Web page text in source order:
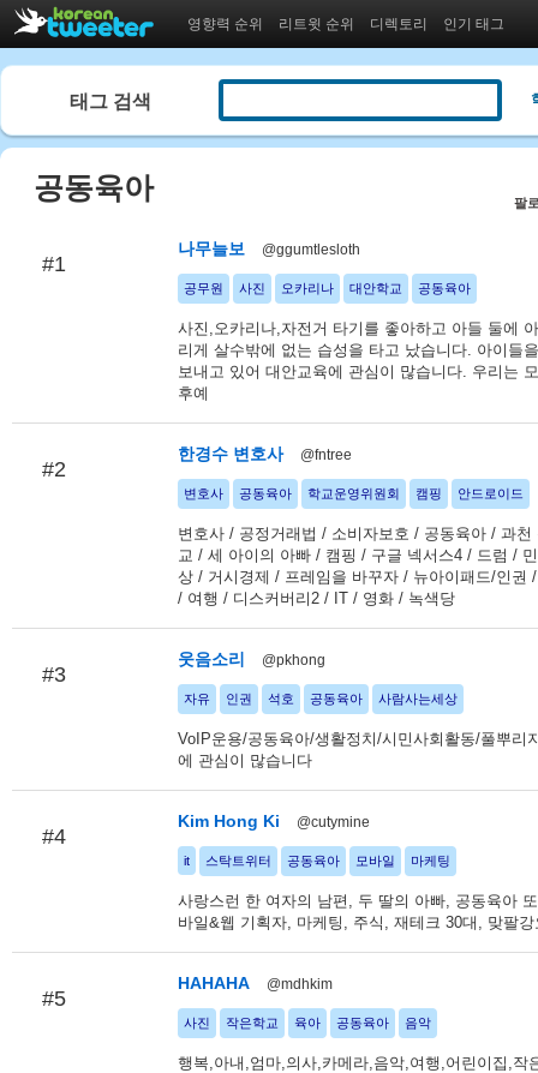
영향력 순위 리트윗 순위 디렉토리 인기 태그
태그 검색
공동육아 팔
#1
나무늘보 @ggumtlesloth
공무원 사진 오카리나 대안학교 공동육아
사진,오카리나,자전거 타기를 좋아하고 아들 둘에
리게 살수밖에 없는 습성을 타고 났습니다. 아이들
보내고 있어 대안교육에 관심이 많습니다. 우리는
후예
#2
한경수 변호사 @fntree
변호사 공동육아 학교운영위원회 캠핑 안드로이드
변호사 / 공정거래법 / 소비자보호 / 공동육아 / 과천
교 / 세 아이의 아빠 / 캠핑 / 구글 넥서스4 / 드럼 /
상 / 거시경제 / 프레임을 바꾸자 / 뉴아이패드/인권
/ 여행 / 디스커버리2 / IT / 영화 / 녹색당
#3
웃음소리 @pkhong
자유 인권 석호 공동육아 사람사는세상
VoIP운용/공동육아/생활정치/시민사회활동/풀뿌리
에 관심이 많습니다
#4
Kim Hong Ki @cutymine
it 스탁트위터 공동육아 모바일 마케팅
사랑스런 한 여자의 남편, 두 딸의 아빠, 공동육아
바일&웹 기획자, 마케팅, 주식, 재테크 30대, 맞팔
#5
HAHAHA @mdhkim
사진 작은학교 육아 공동육아 음악
행복,아내,엄마,의사,카메라,음악,여행,어린이집,작